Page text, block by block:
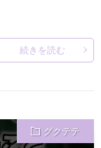
続きを読む
グクテテ